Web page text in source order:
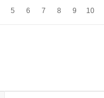
5 6 7 8 9 10